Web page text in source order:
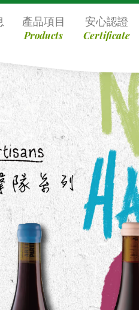
產品項目
Products
安心認證
Certificate